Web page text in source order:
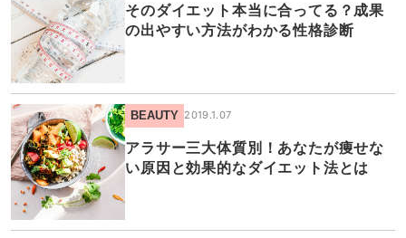
そのダイエット本当に合ってる？成果
の出やすい方法がわかる性格診断
BEAUTY 2019.1.07
アラサー三大体質別！あなたが痩せな
い原因と効果的なダイエット法とは